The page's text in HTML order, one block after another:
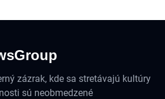
zázrak, kde sa stretávajú kultúry
sú neobmedzené